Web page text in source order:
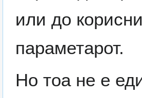
или до
параметарот.
Но тоа не е